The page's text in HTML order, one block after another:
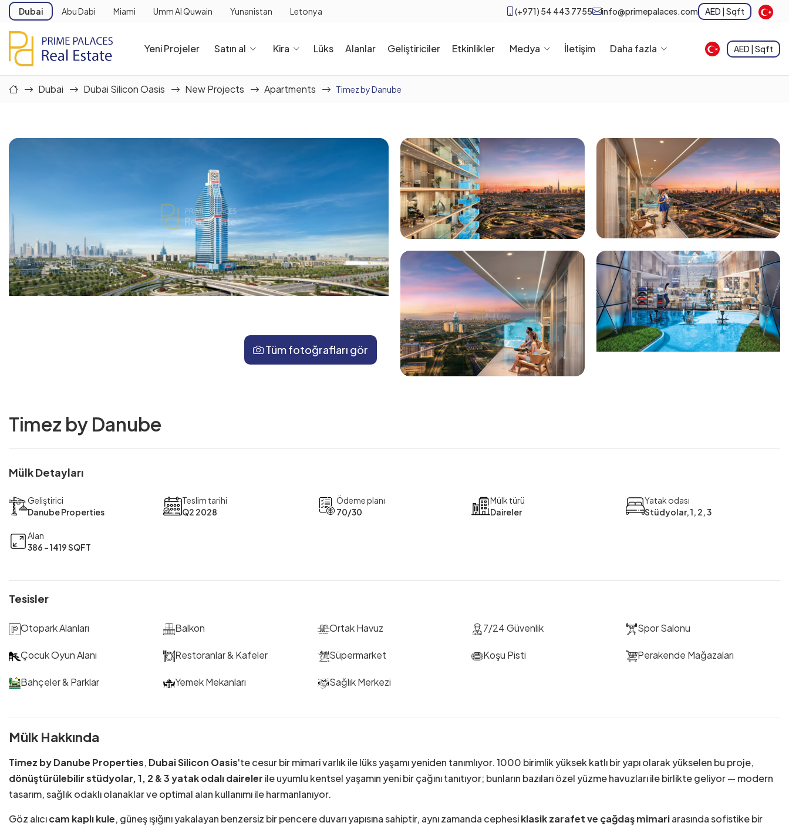
Dubai Abu Dabi Miami Umm Al Quwain Yunanistan Letonya (+971) 54 443 7755 info@primepalaces.com AED | Sqft
Yeni Projeler Satın al Kira Lüks Alanlar Geliştiriciler Etkinlikler Medya İletişim Daha fazla AED | Sqft
Dubai Dubai Silicon Oasis New Projects Apartments Timez by Danube
Tüm fotoğrafları gör
Timez by Danube
Mülk Detayları
Geliştirici
Danube Properties
Teslim tarihi
Q2 2028
Ödeme planı
70/30
Mülk türü
Daireler
Yatak odası
Stüdyolar, 1, 2, 3
Alan
386 - 1419 SQFT
Tesisler
Otopark Alanları Balkon Ortak Havuz 7/24 Güvenlik Spor Salonu
Çocuk Oyun Alanı Restoranlar & Kafeler Süpermarket Koşu Pisti Perakende Mağazaları
Bahçeler & Parklar Yemek Mekanları Sağlık Merkezi
Mülk Hakkında
Timez by Danube Properties, Dubai Silicon Oasis'te cesur bir mimari varlık ile lüks yaşamı yeniden tanımlıyor. 1000 birimlik yüksek katlı bir yapı olarak yükselen bu proje,
dönüştürülebilir stüdyolar, 1, 2 & 3 yatak odalı daireler ile uyumlu kentsel yaşamın yeni bir çağını tanıtıyor; bunların bazıları özel yüzme havuzları ile birlikte geliyor — modern
tasarım, sağlık odaklı olanaklar ve optimal alan kullanımı ile harmanlanıyor.
Göz alıcıcam kaplı kule, güneş ışığını yakalayan benzersiz bir pencere duvarı yapısına sahiptir, aynı zamanda cephesiklasik zarafet ve çağdaş mimariarasında sofistike bir